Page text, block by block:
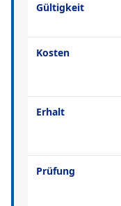
Gültigkeit
Kosten
Erhalt
Prüfung